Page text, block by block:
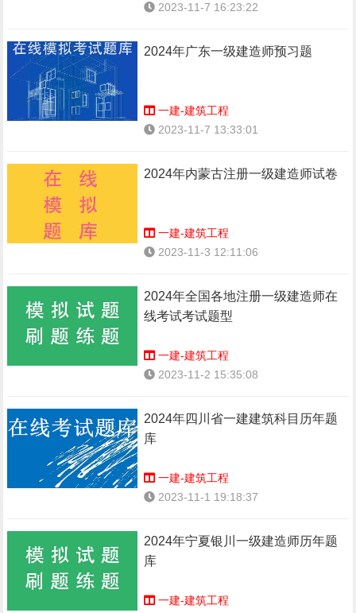
2023-11-7 16:23:22
2024年广东一级建造师预习题
一建-建筑工程
2023-11-7 13:33:01
2024年内蒙古注册一级建造师试卷
一建-建筑工程
2023-11-3 12:11:06
2024年全国各地注册一级建造师在
线考试考试题型
一建-建筑工程
2023-11-2 15:35:08
2024年四川省一建建筑科目历年题
库
一建-建筑工程
2023-11-1 19:18:37
2024年宁夏银川一级建造师历年题
库
一建-建筑工程